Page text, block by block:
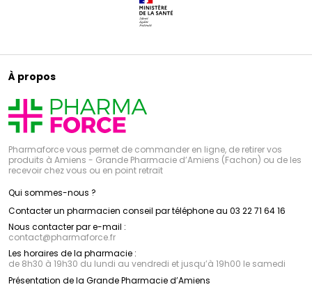
À propos
Pharmaforce vous permet de commander en ligne, de retirer vos
produits à Amiens - Grande Pharmacie d’Amiens (Fachon) ou de les
recevoir chez vous ou en point retrait
Qui sommes-nous ?
Contacter un pharmacien conseil par téléphone au 03 22 71 64 16
Nous contacter par e-mail :
contact@pharmaforce.fr
Les horaires de la pharmacie :
de 8h30 à 19h30 du lundi au vendredi et jusqu’à 19h00 le samedi
Présentation de la Grande Pharmacie d’Amiens